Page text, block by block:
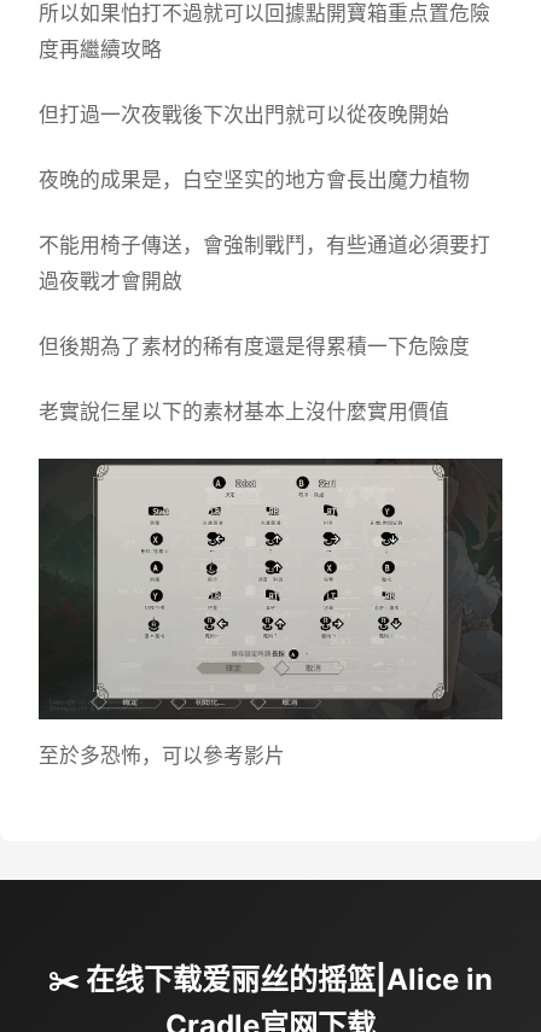
所以如果怕打不過就可以回據點開寶箱重点置危險
度再繼續攻略
但打過一次夜戰後下次出門就可以從夜晚開始
夜晚的成果是，白空坚实的地方會長出魔力植物
不能用椅子傳送，會強制戰鬥，有些通道必須要打
過夜戰才會開啟
但後期為了素材的稀有度還是得累積一下危險度
老實說仨星以下的素材基本上沒什麼實用價值
至於多恐怖，可以參考影片
✂️ 在线下载爱丽丝的摇篮|Alice in